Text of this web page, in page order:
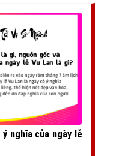
nghĩa của ngày lễ